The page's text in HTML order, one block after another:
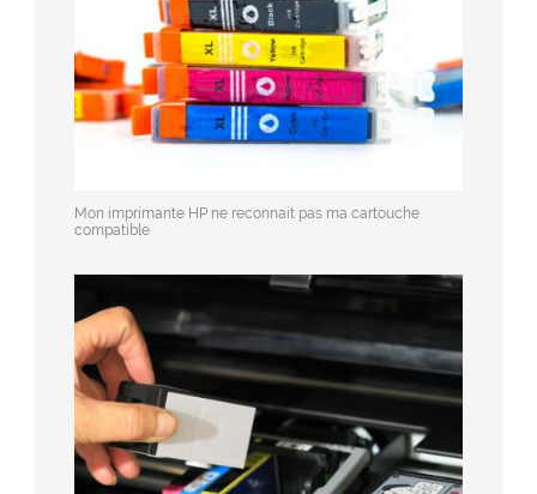
Mon imprimante HP ne reconnait pas ma cartouche
compatible